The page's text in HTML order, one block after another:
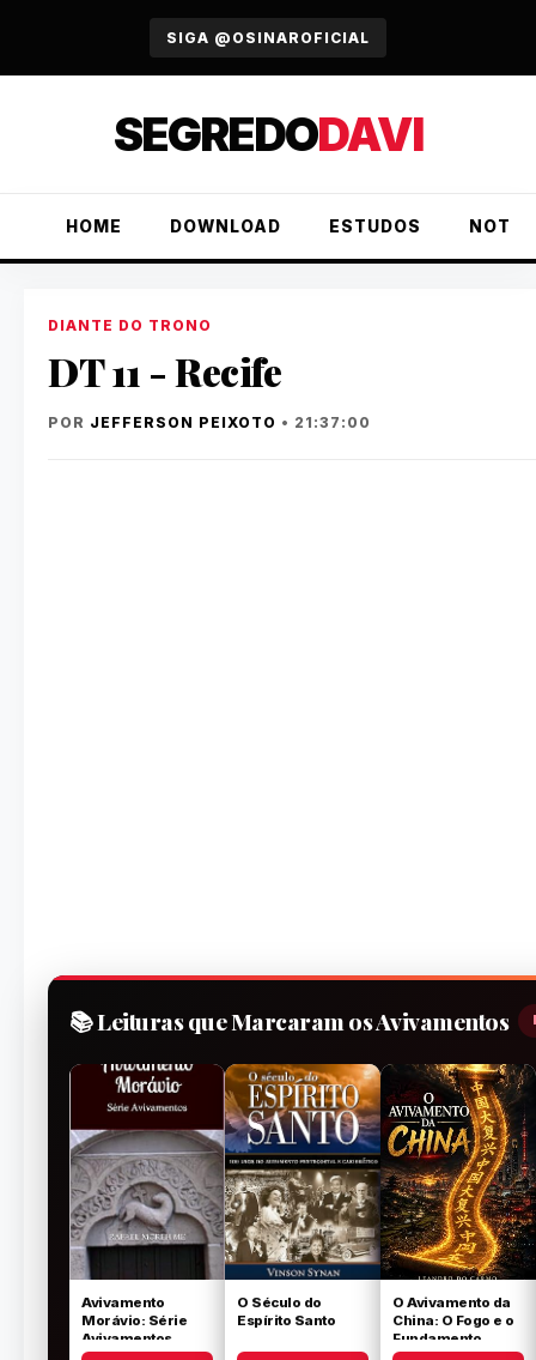
SIGA @OSINAROFICIAL
SEGREDODAVI
HOME DOWNLOAD ESTUDOS
DIANTE DO TRONO
DT 11 - Recife
POR JEFFERSON PEIXOTO • 21:37:00
📚 Leituras que Marcaram os Avivamentos
Avivamento
Morávio: Série
Avivamentos
O Século do
Espírito Santo
O Avivamento da
China: O Fogo e o
Fundamento